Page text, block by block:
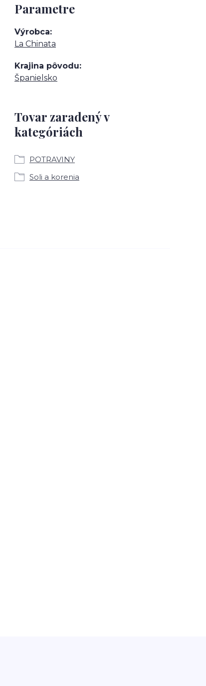
Parametre
Výrobca
La Chinata
Krajina pôvodu
Španielsko
Tovar zaradený v
kategóriách
POTRAVINY
Soli a korenia